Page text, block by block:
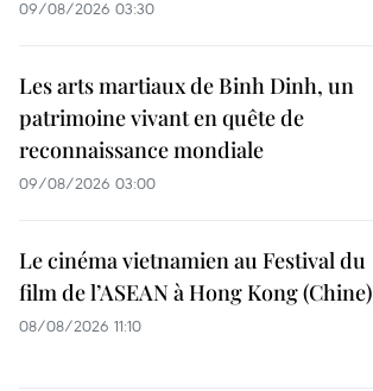
09/08/2026 03:30
Les arts martiaux de Binh Dinh, un
patrimoine vivant en quête de
reconnaissance mondiale
09/08/2026 03:00
Le cinéma vietnamien au Festival du
film de l’ASEAN à Hong Kong (Chine)
08/08/2026 11:10